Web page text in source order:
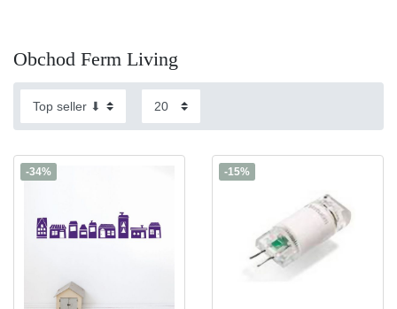
Obchod Ferm Living
-34% -15%